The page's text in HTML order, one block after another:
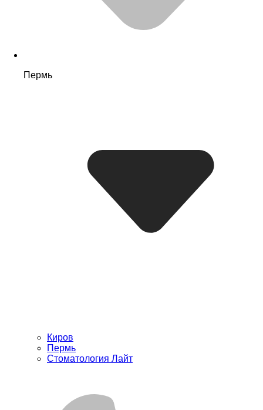
Пермь
Киров
Пермь
Стоматология Лайт